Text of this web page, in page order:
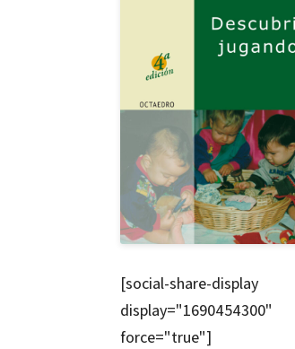
[social-share-display
display="1690454300"
force="true"]